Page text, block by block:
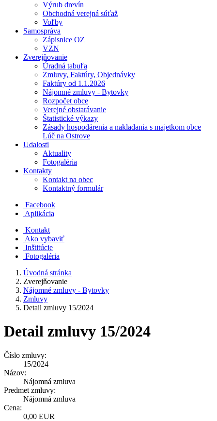
Výrub drevín
Obchodná verejná súťaž
Voľby
Samospráva
Zápisnice OZ
VZN
Zverejňovanie
Úradná tabuľa
Zmluvy, Faktúry, Objednávky
Faktúry od 1.1.2026
Nájomné zmluvy - Bytovky
Rozpočet obce
Verejné obstarávanie
Štatistické výkazy
Zásady hospodárenia a nakladania s majetkom obce
Lúč na Ostrove
Udalosti
Aktuality
Fotogaléria
Kontakty
Kontakt na obec
Kontaktný formulár
Facebook
Aplikácia
Kontakt
Ako vybaviť
Inštitúcie
Fotogaléria
Úvodná stránka
Zverejňovanie
Nájomné zmluvy - Bytovky
Zmluvy
Detail zmluvy 15/2024
Detail zmluvy 15/2024
Číslo zmluvy:
15/2024
Názov:
Nájomná zmluva
Predmet zmluvy:
Nájomná zmluva
Cena:
0,00 EUR